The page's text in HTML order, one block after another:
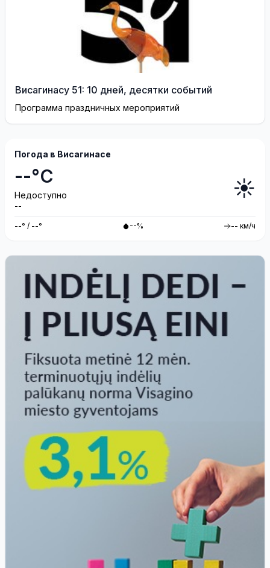
Висагинасу 51: 10 дней, десятки событий
Программа праздничных мероприятий
Погода в Висагинасе
--°C
Недоступно
--
☀️
--° / --° --% -- км/ч